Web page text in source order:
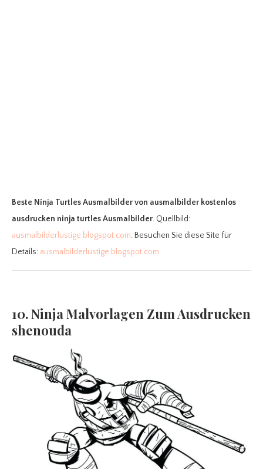
Beste Ninja Turtles Ausmalbildervon ausmalbilder kostenlos
ausdrucken ninja turtles Ausmalbilder. Quellbild:
ausmalbilderlustige.blogspot.com. Besuchen Sie diese Site für
Details: ausmalbilderlustige.blogspot.com
10. Ninja Malvorlagen Zum Ausdrucken
shenouda